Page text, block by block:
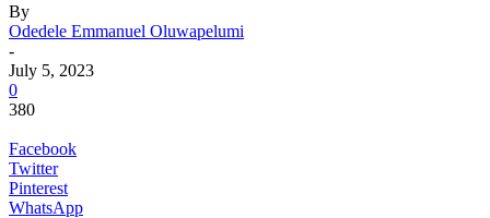
By
Odedele Emmanuel Oluwapelumi
-
July 5, 2023
0
380
Facebook
Twitter
Pinterest
WhatsApp